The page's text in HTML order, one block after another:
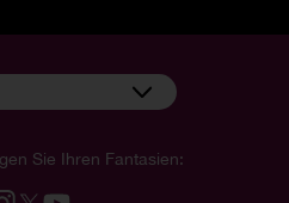
Sie Ihren Fantasien: